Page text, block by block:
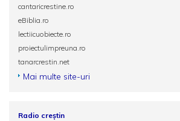
cantaricrestine.ro
eBiblia.ro
lectiicuobiecte.ro
proiectulimpreuna.ro
tanarcrestin.net
Mai multe site-uri
Radio creștin